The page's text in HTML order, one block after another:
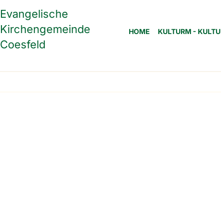
Evangelische
Kirchengemeinde
Coesfeld
HOME KULTURM -